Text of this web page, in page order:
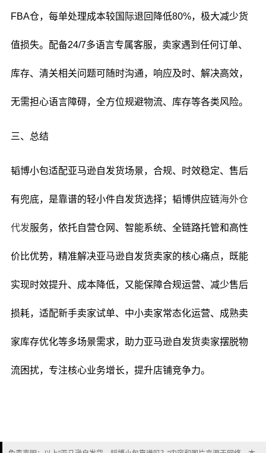
FBA仓，每单处理成本较国际退回降低80%，极大减少货
值损失。配备24/7多语言专属客服，卖家遇到任何订单、
库存、清关相关问题可随时沟通，响应及时、解决高效，
无需担心语言障碍，全方位规避物流、库存等各类风险。
三、总结
韬博小包适配亚马逊自发货场景，合规、时效稳定、售后
有兜底，是靠谱的轻小件自发货选择；韬博供应链海外仓
代发服务，依托自营仓网、智能系统、全链路托管和高性
价比优势，精准解决亚马逊自发货卖家的核心痛点，既能
实现时效提升、成本降低，又能保障合规运营、减少售后
损耗，适配新手卖家试单、中小卖家常态化运营、成熟卖
家库存优化等多场景需求，助力亚马逊自发货卖家摆脱物
流困扰，专注核心业务增长，提升店铺竞争力。